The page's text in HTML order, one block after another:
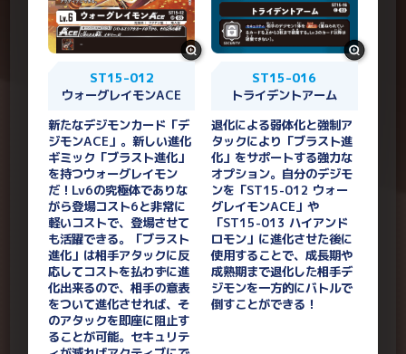
ST15-012
ウォーグレイモンACE
新たなデジモンカード「デ
ジモンACE」。新しい進化
ギミック「ブラスト進化」
を持つウォーグレイモン
だ！Lv6の究極体でありな
がら登場コスト6と非常に
軽いコストで、登場させて
も活躍できる。「ブラスト
進化」は相手アタックに反
応してコストを払わずに進
化出来るので、相手の意表
をついて進化させれば、そ
のアタックを即座に阻止す
ることが可能。セキュリテ
ST15-016
トライデントアーム
退化による弱体化と強制ア
タックにより「ブラスト進
化」をサポートする強力な
オプション。自分のデジモ
ンを「ST15-012 ウォー
グレイモンACE」や
「ST15-013 ハイアンド
ロモン」に進化させた後に
使用することで、成長期や
成熟期まで退化した相手デ
ジモンを一方的にバトルで
倒すことができる！